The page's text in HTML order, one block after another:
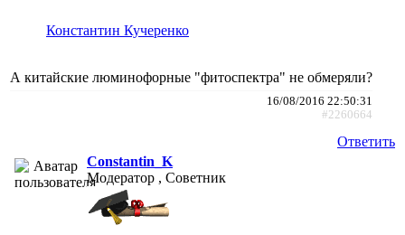
Константин Кучеренко
А китайские люминофорные "фитоспектра" не обмеряли?
16/08/2016 22:50:31
#2260664
Ответить
Constantin_K
Модератор , Советник